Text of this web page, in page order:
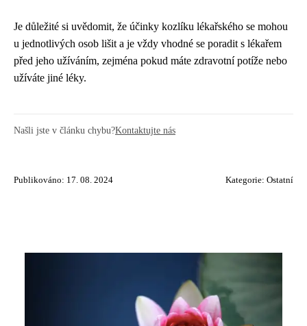
Je důležité si uvědomit, že účinky kozlíku lékařského se mohou
u jednotlivých osob lišit a je vždy vhodné se poradit s lékařem
před jeho užíváním, zejména pokud máte zdravotní potíže nebo
užíváte jiné léky.
Našli jste v článku chybu?Kontaktujte nás
Publikováno: 17. 08. 2024 Kategorie: Ostatní